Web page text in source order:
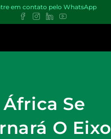
em contato pelo WhatsApp
África Se
O Eixo